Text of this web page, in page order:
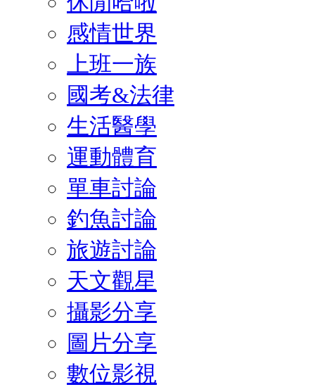
感情世界
上班一族
國考&法律
生活醫學
運動體育
單車討論
釣魚討論
旅遊討論
天文觀星
攝影分享
圖片分享
數位影視